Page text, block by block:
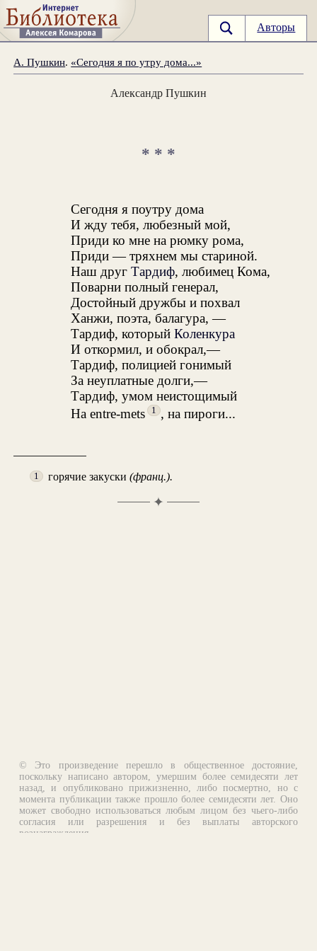
Авторы
А. Пушкин. «Сегодня я по утру дома...»
Александр Пушкин
* * *
Сегодня я поутру дома
И жду тебя, любезный мой,
Приди ко мне на рюмку рома,
Приди — тряхнем мы стариной.
Наш друг Тардиф, любимец Кома,
Поварни полный генерал,
Достойный дружбы и похвал
Ханжи, поэта, балагура, —
Тардиф, который Коленкура
И откормил, и обокрал,—
Тардиф, полицией гонимый
За неуплатные долги,—
Тардиф, умом неистощимый
На entre-mets
1 , на пироги...
1 горячие закуски(франц.).
✦
© Это произведение перешло в общественное достояние,
поскольку написано автором, умершим более семидесяти лет
назад, и опубликовано прижизненно, либо посмертно, но с
момента публикации также прошло более семидесяти лет. Оно
может свободно использоваться любым лицом без чьего-либо
согласия или разрешения и без выплаты авторского
вознаграждения.